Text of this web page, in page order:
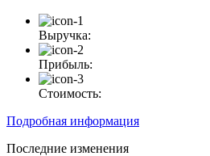
Выручка:
Прибыль:
Стоимость:
Подробная информация
Последние изменения